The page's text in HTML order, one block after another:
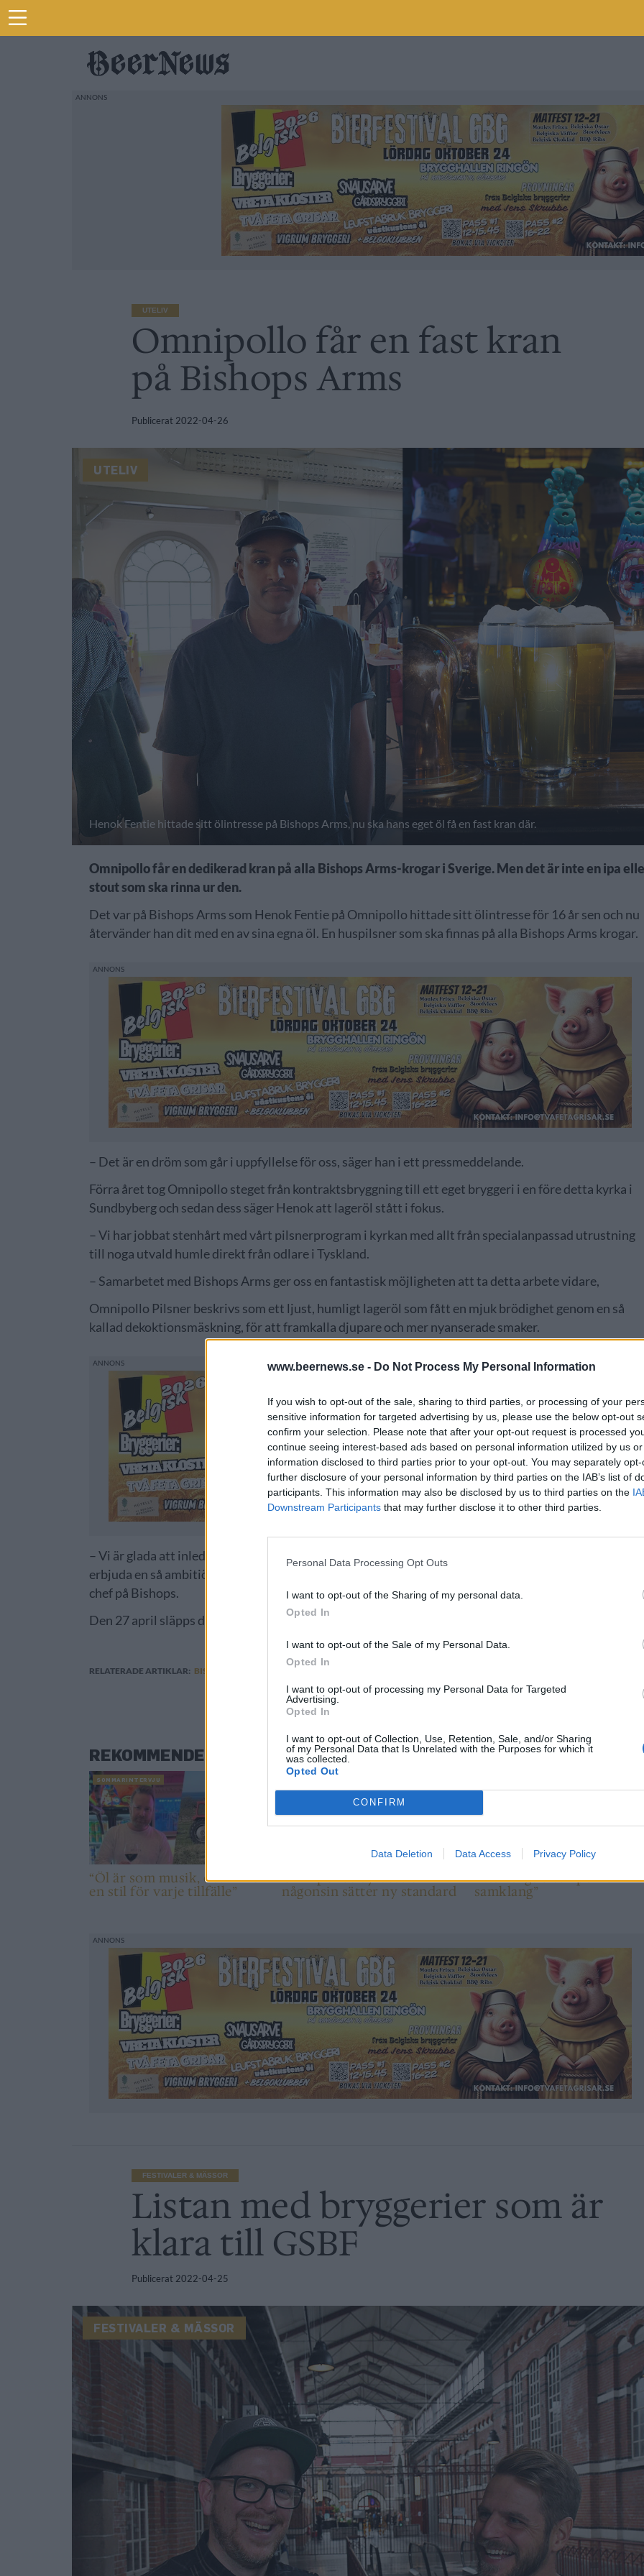
www.beernews.se - Do Not Process My Personal Information
If you wish to opt-out of the sale, sharing to third parties, or processing of your
sensitive information for targeted advertising by us, please use the below opt-out
confirm your selection. Please note that after your opt-out request is processed
continue seeing interest-based ads based on personal information utilized by us
information disclosed to third parties prior to your opt-out. You may separately
further disclosure of your personal information by third parties on the IAB’s list of
participants. This information may also be disclosed by us to third parties on the
Downstream Participants that may further disclose it to other third parties.
Personal Data Processing Opt Outs
I want to opt-out of the Sharing of my personal data.
Opted In
I want to opt-out of the Sale of my Personal Data.
Opted In
I want to opt-out of processing my Personal Data for Targeted
Advertising.
Opted In
I want to opt-out of Collection, Use, Retention, Sale, and/or Sharing
of my Personal Data that Is Unrelated with the Purposes for which it
was collected.
Opted Out
CONFIRM
Data Deletion Data Access Privacy Policy
UTELIV
Omnipollo får en fast kran
på Bishops Arms
Publicerat 2022-04-26
UTELIV
Henok Fentie hittade sitt ölintresse på Bishops Arms, nu ska hans eget öl få en fast kran där.
Omnipollo får en dedikerad kran på alla Bishops Arms-krogar i Sverige. Men det är inte en ipa
stout som ska rinna ur den.
Det var på Bishops Arms som Henok Fentie på Omnipollo hittade sitt ölintresse för 16 år sen och nu
återvänder han dit med en av sina egna öl. En huspilsner som ska finnas på alla Bishops Arms krogar.
– Det är en dröm som går i uppfyllelse för oss, säger han i ett pressmeddelande.
Förra året tog Omnipollo steget från kontraktsbryggning till ett eget bryggeri i en före detta kyrka i
Sundbyberg och sedan dess säger Henok att lageröl stått i fokus.
– Vi har jobbat stenhårt med vårt pilsnerprogram i kyrkan med allt från specialanpassad utrustning
till noga utvald humle direkt från odlare i Tyskland.
– Samarbetet med Bishops Arms ger oss en fantastisk möjligheten att ta detta arbete vidare,
Omnipollo Pilsner beskrivs som ett ljust, humligt lageröl som fått en mjuk brödighet genom en så
kallad dekoktionsmäskning, för att framkalla djupare och mer nyanserade smaker.
– Vi är glada att inleda ett fördjupat samarbete med Omnipollo och gläds åt möjligheten att kunna
erbjuda en så ambitiös pilsner på Bishops Arms från norr till söder, säger Oskar Svanström, operativ
chef på Bishops.
Den 27 april släpps den på samtliga Bishops Arms.
RELATERADE ARTIKLAR: BISHOPS ARMS HENOK FENTIE
REKOMMENDERAD LÄSNING
SOMMARINTERVJU
“Öl är som musik, det finns
en stil för varje tillfälle”
Omnipollos dyraste öl
någonsin sätter ny standard
“Ett heligt öltempel i unik
samklang”
FESTIVALER & MÄSSOR
Listan med bryggerier som är
klara till GSBF
Publicerat 2022-04-25
FESTIVALER & MÄSSOR